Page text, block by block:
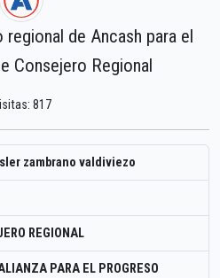
de Ancash para el
Consejero Regional
817
zambrano valdiviezo
REGIONAL
PARA EL PROGRESO